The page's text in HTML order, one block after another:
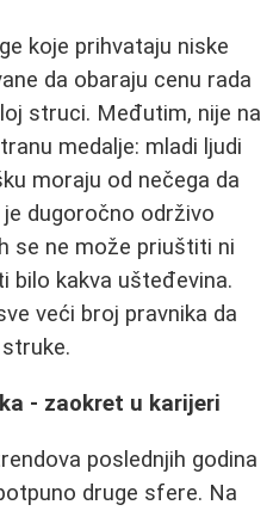
koje prihvataju niske
da obaraju cenu rada
struci. Međutim, nije na
medalje: mladi ljudi
moraju od nečega da
dugoročno održivo
se ne može priuštiti ni
bilo kakva ušteđevina.
veći broj pravnika da
- zaokret u karijeri
poslednjih godina
druge sfere. Na